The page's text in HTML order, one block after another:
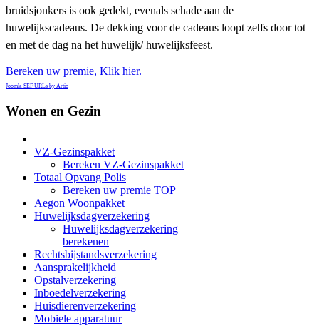
bruidsjonkers is ook gedekt, evenals schade aan de
huwelijkscadeaus. De dekking voor de cadeaus loopt zelfs door tot
en met de dag na het huwelijk/ huwelijksfeest.
Bereken uw premie, Klik hier.
Joomla SEF URLs by Artio
Wonen en Gezin
VZ-Gezinspakket
Bereken VZ-Gezinspakket
Totaal Opvang Polis
Bereken uw premie TOP
Aegon Woonpakket
Huwelijksdagverzekering
Huwelijksdagverzekering
berekenen
Rechtsbijstandsverzekering
Aansprakelijkheid
Opstalverzekering
Inboedelverzekering
Huisdierenverzekering
Mobiele apparatuur